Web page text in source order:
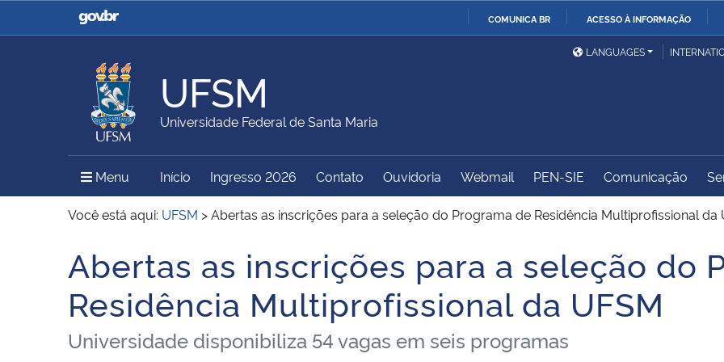
COMUNICA BR ACESSO À INFORMAÇÃO
Casa Civil
Ministério da Justiça e
Ministério da Defesa
Ministério das Relações
Exteriores
Ministério da Agricultura,
Pecuária e Abastecimento
Ministério da Educação
Ministério do Meio Ambiente Ministério do Turismo
Ministério do
Desenvolvimento Regional
Controladoria-Geral da
União
Secretaria de Governo
Gabinete de Segurança
Institucional
Advocacia-Geral da União Banco Central do Brasil
LANGUAGES
UFSM
Universidade Federal de Santa Maria
Menu Menu Principal do Sítio
Início Ingresso 2026 Contato Ouvidoria Webmail PEN-SIE Comunicação
Você está aqui: UFSM >Abertas as inscrições para a seleção do Programa de Residência Multiprofissional da
Início do conteúdo
Abertas as inscrições para a seleção do
Residência Multiprofissional da UFSM
Universidade disponibiliza 54 vagas em seis programas